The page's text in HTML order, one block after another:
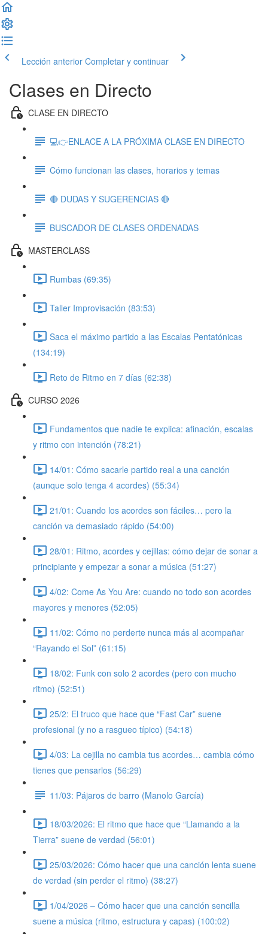
Lección anterior Completar y continuar
Clases en Directo
CLASE EN DIRECTO
💻👉ENLACE A LA PRÓXIMA CLASE EN DIRECTO
Cómo funcionan las clases, horarios y temas
🔴 DUDAS Y SUGERENCIAS 🔴
BUSCADOR DE CLASES ORDENADAS
MASTERCLASS
Rumbas (69:35)
Taller Improvisación (83:53)
Saca el máximo partido a las Escalas Pentatónicas
(134:19)
Reto de Ritmo en 7 días (62:38)
CURSO 2026
Fundamentos que nadie te explica: afinación, escalas
y ritmo con intención (78:21)
14/01: Cómo sacarle partido real a una canción
(aunque solo tenga 4 acordes) (55:34)
21/01: Cuando los acordes son fáciles… pero la
canción va demasiado rápido (54:00)
28/01: Ritmo, acordes y cejillas: cómo dejar de sonar a
principiante y empezar a sonar a música (51:27)
4/02: Come As You Are: cuando no todo son acordes
mayores y menores (52:05)
11/02: Cómo no perderte nunca más al acompañar
“Rayando el Sol” (61:15)
18/02: Funk con solo 2 acordes (pero con mucho
ritmo) (52:51)
25/2: El truco que hace que “Fast Car” suene
profesional (y no a rasgueo típico) (54:18)
4/03: La cejilla no cambia tus acordes… cambia cómo
tienes que pensarlos (56:29)
11/03: Pájaros de barro (Manolo García)
18/03/2026: El ritmo que hace que “Llamando a la
Tierra” suene de verdad (56:01)
25/03/2026: Cómo hacer que una canción lenta suene
de verdad (sin perder el ritmo) (38:27)
1/04/2026 – Cómo hacer que una canción sencilla
suene a música (ritmo, estructura y capas) (100:02)